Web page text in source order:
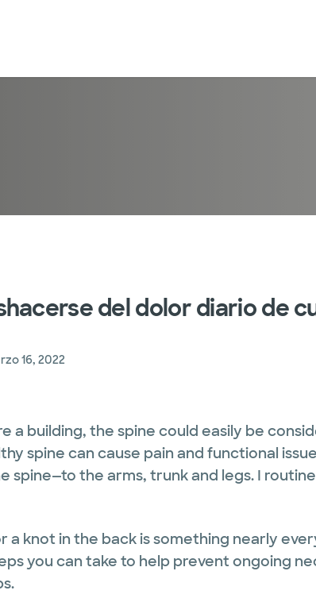
del dolor diario de
16, 2022
a building, the spine could easily be
spine can cause pain and functional
spine—to the arms, trunk and legs. I
a knot in the back is something nearly
you can take to help prevent ongoing